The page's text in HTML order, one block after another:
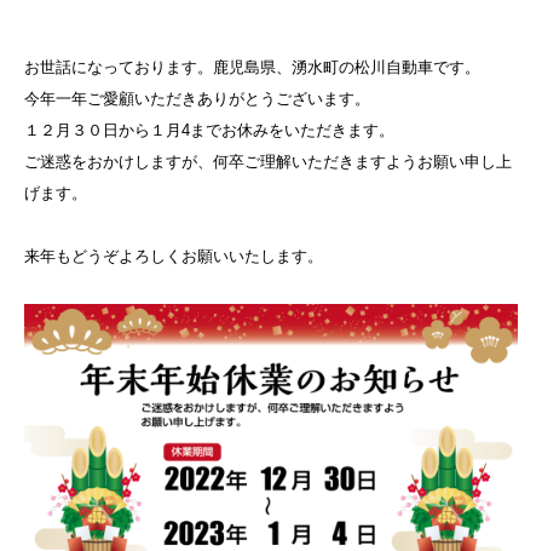
お世話になっております。鹿児島県、湧水町の松川自動車です。
今年一年ご愛顧いただきありがとうございます。
１２月３０日から１月4までお休みをいただきます。
ご迷惑をおかけしますが、何卒ご理解いただきますようお願い申し上
げます。
来年もどうぞよろしくお願いいたします。